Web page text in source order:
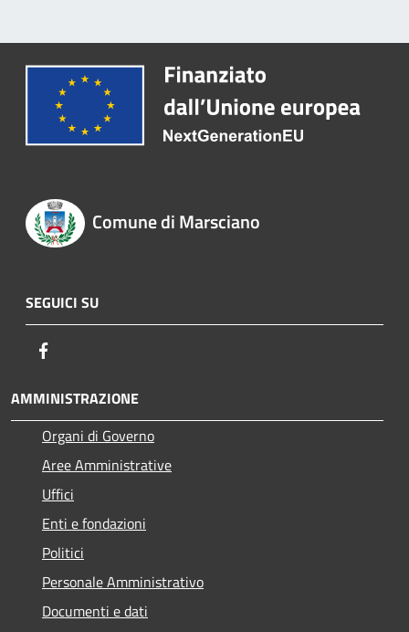
Comune di Marsciano
SEGUICI SU
AMMINISTRAZIONE
Organi di Governo
Aree Amministrative
Uffici
Enti e fondazioni
Politici
Personale Amministrativo
Documenti e dati